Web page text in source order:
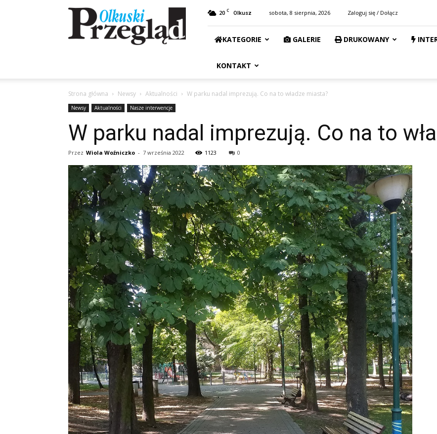
Przegląd
Olkuski
20 C Olkusz sobota, 8 sierpnia, 2026 Zaloguj się / Dołącz
KATEGORIE GALERIE DRUKOWANY
KONTAKT
Strona główna Newsy Aktualności W parku nadal imprezują. Co na to władze miasta?
Newsy Aktualności Nasze interwencje
W parku nadal imprezują. Co na to
Przez Wiola Woźniczko - 7 września 2022 1123 0